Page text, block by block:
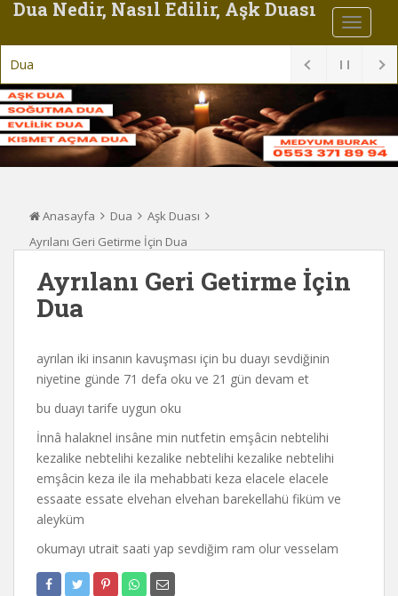
Dua Nedir, Nasıl Edilir, Aşk Duası
Dua
Anasayfa Dua
Aşk Duası
Ayrılanı Geri Getirme İçin Dua
Ayrılanı Geri Getirme İçin
Dua
ayrılan iki insanın kavuşması için bu duayı sevdiğinin
niyetine günde 71 defa oku ve 21 gün devam et
bu duayı tarife uygun oku
İnnâ halaknel insâne min nutfetin emşâcin nebtelihi
kezalike nebtelihi kezalike nebtelihi kezalike nebtelihi
emşâcin keza ile ila mehabbati keza elacele elacele
essaate essate elvehan elvehan barekellahü fiküm ve
aleyküm
okumayı utrait saati yap sevdiğim ram olur vesselam